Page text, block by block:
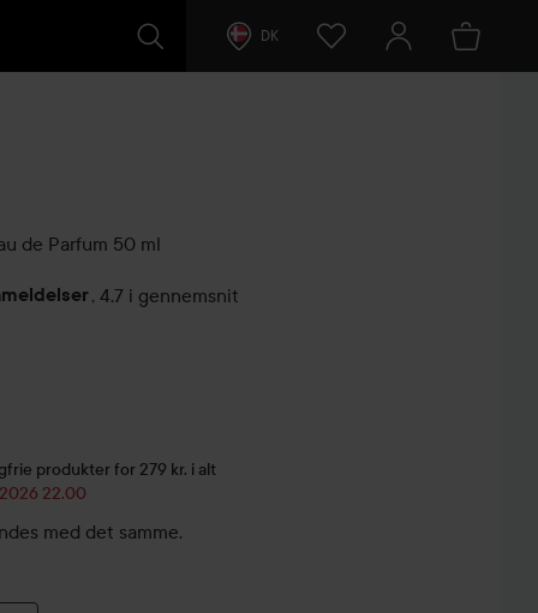
DK
de Parfum 50 ml
, 4.7 i gennemsnit
produkter for 279 kr. i alt
22.00
med det samme.